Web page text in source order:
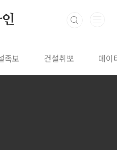
족보 건설취뽀 데이